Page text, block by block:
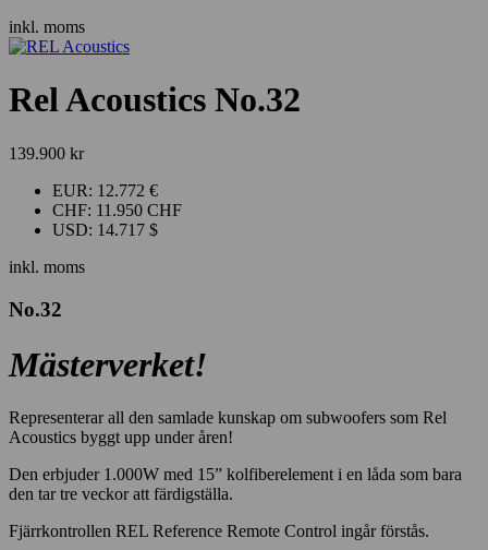
inkl. moms
Rel Acoustics No.32
139.900 kr
EUR: 12.772 €
CHF: 11.950 CHF
USD: 14.717 $
inkl. moms
No.32
Mästerverket!
Representerar all den samlade kunskap om subwoofers som Rel
Acoustics byggt upp under åren!
Den erbjuder 1.000W med 15” kolfiberelement i en låda som bara
den tar tre veckor att färdigställa.
Fjärrkontrollen REL Reference Remote Control ingår förstås.